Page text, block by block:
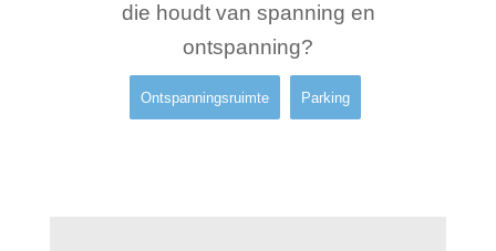
die houdt van spanning en
ontspanning?
Ontspanningsruimte Parking